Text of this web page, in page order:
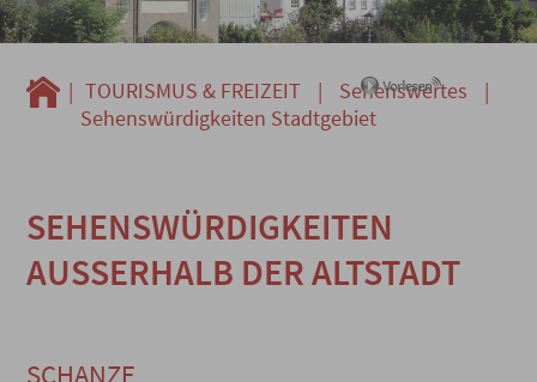
| TOURISMUS & FREIZEIT | Sehenswertes
|
Sehenswürdigkeiten Stadtgebiet
SEHENSWÜRDIGKEITEN
AUSSERHALB DER ALTSTADT
SCHANZE